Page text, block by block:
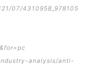
07/4310958_978105
analysis/anti-